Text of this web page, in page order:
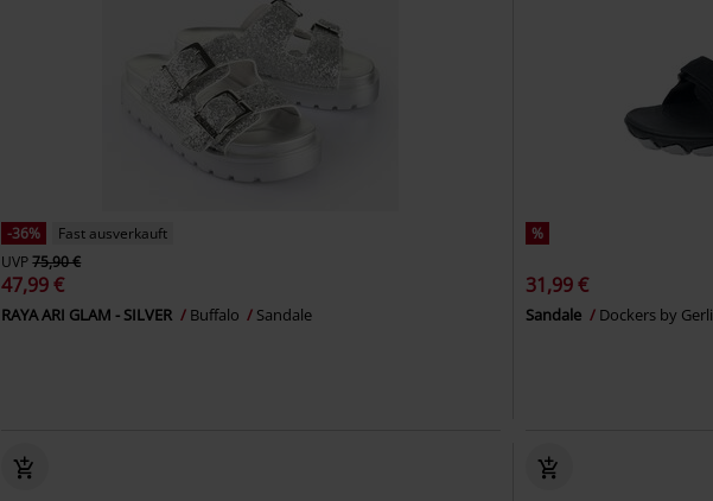
-36%
Fast ausverkauft
UVP75,90 €
47,99 €
RAYA ARI GLAM - SILVER Buffalo Sandale
%
31,99 €
Sandale Dockers by Gerli